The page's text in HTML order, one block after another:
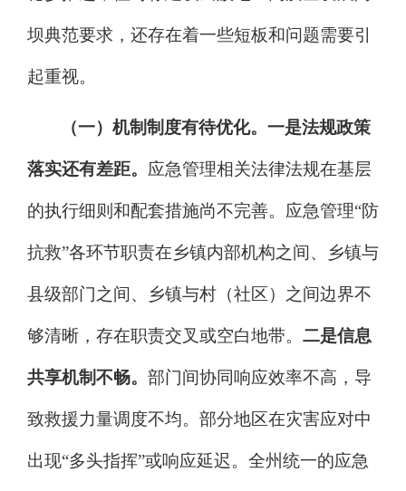
坝典范要求，还存在着一些短板和问题需要引
起重视。
（一）机制制度有待优化。一是法规政策
落实还有差距。 应急管理相关法律法规在基层
的执行细则和配套措施尚不完善。应急管理“防
抗救”各环节职责在乡镇内部机构之间、乡镇与
县级部门之间、乡镇与村（社区）之间边界不
够清晰，存在职责交叉或空白地带。 二是信息
共享机制不畅。 部门间协同响应效率不高，导
致救援力量调度不均。部分地区在灾害应对中
出现“多头指挥”或响应延迟。全州统一的应急